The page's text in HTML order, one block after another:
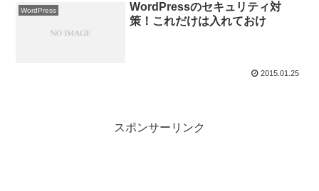
WordPress
WordPressのセキュリティ対
策！これだけは入れておけ
2015.01.25
スポンサーリンク